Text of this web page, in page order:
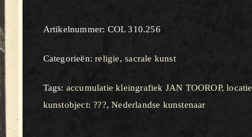
Artikelnummer: COL 310.256
Categorieën:religie,sacrale kunst
Tags: accumulatie kleingrafiek JAN TOOROP,locatie
kunstobject: ???,Nederlandse kunstenaar